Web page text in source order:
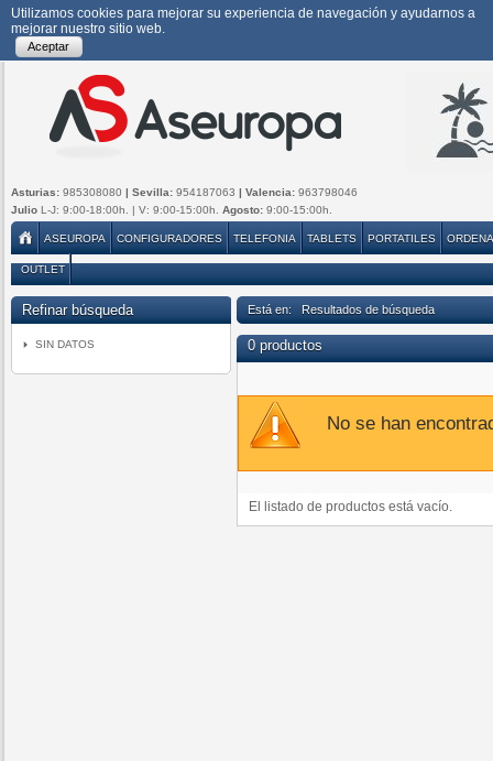
Utilizamos cookies para mejorar su experiencia de navegación y ayudarnos a
mejorar nuestro sitio web.
Aceptar
Asturias: 985308080 | Sevilla: 954187063 | Valencia: 963798046
Julio L-J: 9:00-18:00h. | V: 9:00-15:00h. Agosto: 9:00-15:00h.
ASEUROPA CONFIGURADORES TELEFONIA TABLETS PORTATILES
OUTLET
Refinar búsqueda
SIN DATOS
Está en: Resultados de búsqueda
0 productos
No se han
El listado de productos está vacío.